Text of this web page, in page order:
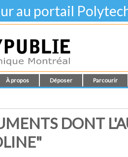
au portail
À propos Déposer Parcourir
DONT